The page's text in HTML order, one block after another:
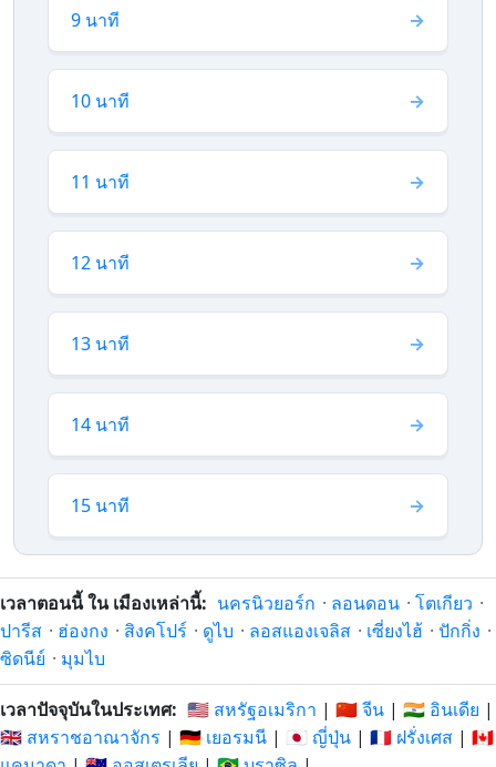
9 นาที
10 นาที
11 นาที
12 นาที
13 นาที
14 นาที
15 นาที
เวลาตอนนี้ ใน เมืองเหล่านี้: นครนิวยอร์ก · ลอนดอน · โตเกียว ·
ปารีส · ฮ่องกง · สิงคโปร์ · ดูไบ · ลอสแองเจลิส · เซี่ยงไฮ้ · ปักกิ่ง ·
ซิดนีย์ · มุมไบ
เวลาปัจจุบันในประเทศ: 🇺🇸 สหรัฐอเมริกา | 🇨🇳 จีน | 🇮🇳 อินเดีย |
🇬🇧 สหราชอาณาจักร | 🇩🇪 เยอรมนี | 🇯🇵 ญี่ปุ่น | 🇫🇷 ฝรั่งเศส | 🇨🇦